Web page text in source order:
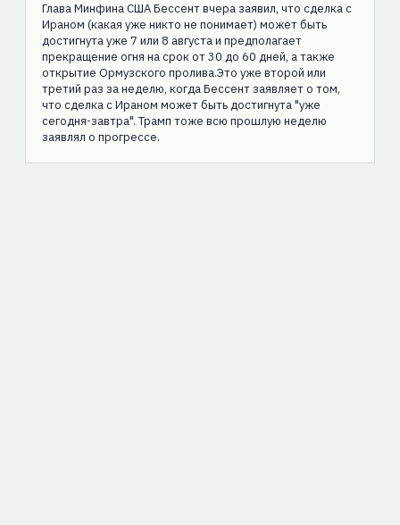
Глава Минфина США Бессент вчера заявил, что сделка с
Ираном (какая уже никто не понимает) может быть
достигнута уже 7 или 8 августа и предполагает
прекращение огня на срок от 30 до 60 дней, а также
открытие Ормузского пролива.Это уже второй или
третий раз за неделю, когда Бессент заявляет о том,
что сделка с Ираном может быть достигнута "уже
сегодня-завтра". Трамп тоже всю прошлую неделю
заявлял о прогрессе.